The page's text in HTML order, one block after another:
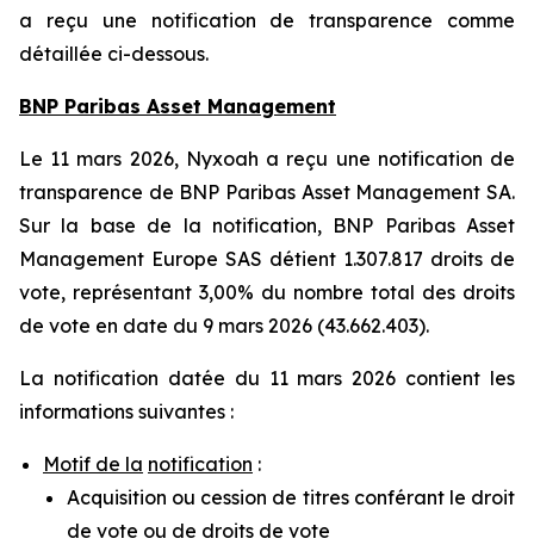
a reçu une notification de transparence comme
détaillée ci-dessous.
BNP Paribas Asset Management
Le 11 mars 2026, Nyxoah a reçu une notification de
transparence de BNP Paribas Asset Management SA.
Sur la base de la notification, BNP Paribas Asset
Management Europe SAS détient 1.307.817 droits de
vote, représentant 3,00% du nombre total des droits
de vote en date du 9 mars 2026 (43.662.403).
La notification datée du 11 mars 2026 contient les
informations suivantes :
Motif de la notification :
Acquisition ou cession de titres conférant le droit
de vote ou de droits de vote